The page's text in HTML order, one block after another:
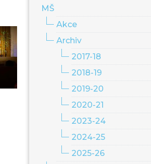
MŠ
Akce
Archiv
2017-18
2018-19
2019-20
2020-21
2023-24
2024-25
2025-26